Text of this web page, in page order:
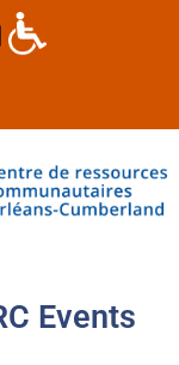
Events